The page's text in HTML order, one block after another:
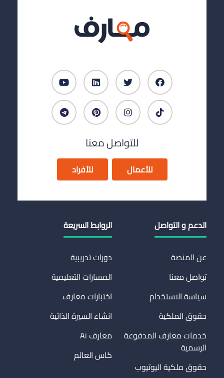
للتواصل معنا
للأعمال للأفراد
الدعم و التواصل
عن المنصة
تواصل معنا
سياسة الاستخدام
حقوق الملكية
خدمات معارف المدفوعة
الرسمية
حقوق ملكية اليوتيوب
الروابط السريعة
دورات تدريبية
المسارات التعليمية
اختبارات معارف
انشاء السيرة الذاتية
معارف Ai
كاس العالم